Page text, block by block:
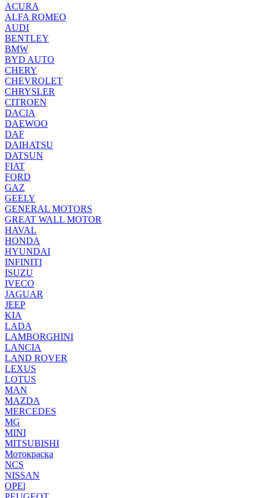
ACURA
ALFA ROMEO
AUDI
BENTLEY
BMW
BYD AUTO
CHERY
CHEVROLET
CHRYSLER
CITROEN
DACIA
DAEWOO
DAF
DAIHATSU
DATSUN
FIAT
FORD
GAZ
GEELY
GENERAL MOTORS
GREAT WALL MOTOR
HAVAL
HONDA
HYUNDAI
INFINITI
ISUZU
IVECO
JAGUAR
JEEP
KIA
LADA
LAMBORGHINI
LANCIA
LAND ROVER
LEXUS
LOTUS
MAN
MAZDA
MERCEDES
MG
MINI
MITSUBISHI
Мотокраска
NCS
NISSAN
OPEl